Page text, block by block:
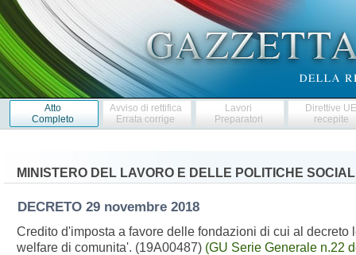
Atto
Completo
Avviso di rettifica
Errata corrige
Lavori
Preparatori
Direttive
recepite
MINISTERO DEL LAVORO E DELLE POLITICHE
DECRETO 29 novembre 2018
Credito d'imposta a favore delle fondazioni di cui al
welfare di comunita'. (19A00487) (GU Serie Generale n.22